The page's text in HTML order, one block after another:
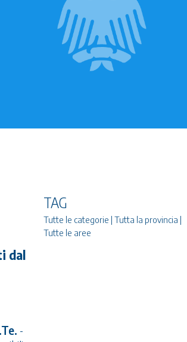
dal
-
TAG
Tutte le categorie | Tutta la provincia |
Tutte le aree